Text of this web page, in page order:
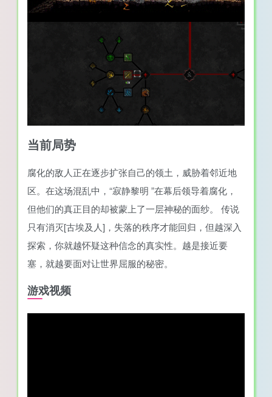
当前局势
腐化的敌人正在逐步扩张自己的领土，威胁着邻近地
区。在这场混乱中，“寂静黎明 ”在幕后领导着腐化，
但他们的真正目的却被蒙上了一层神秘的面纱。 传说
只有消灭[古埃及人]，失落的秩序才能回归，但越深入
探索，你就越怀疑这种信念的真实性。越是接近要
塞，就越要面对让世界屈服的秘密。
游戏视频